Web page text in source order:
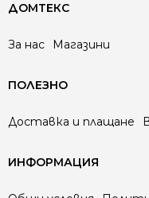
ДОМТЕКС
За нас Магазини
ПОЛЕЗНО
Доставка и плащане
ИНФОРМАЦИЯ